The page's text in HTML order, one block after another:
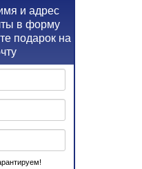
и адрес
в форму
подарок на